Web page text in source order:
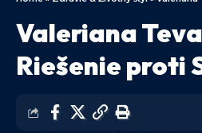
Valeriana
Riešenie proti